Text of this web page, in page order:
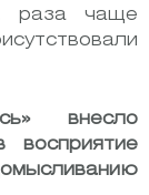
раза чаще
внесло
восприятие